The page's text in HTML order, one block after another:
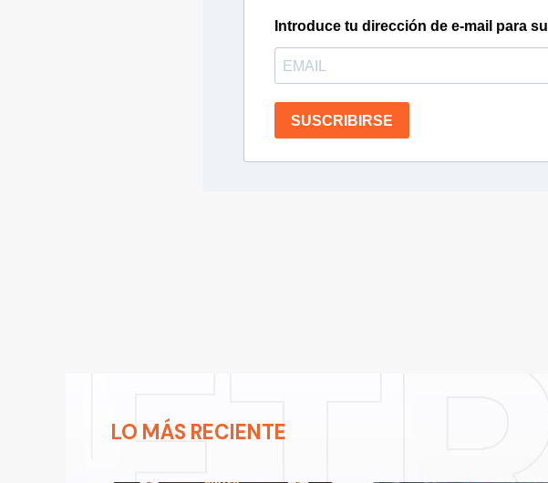
Introduce tu dirección de e-mail para
SUSCRIBIRSE
LO MÁS RECIENTE